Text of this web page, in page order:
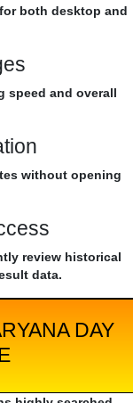
both desktop and
speed and overall
without opening
review historical
data.
DAY